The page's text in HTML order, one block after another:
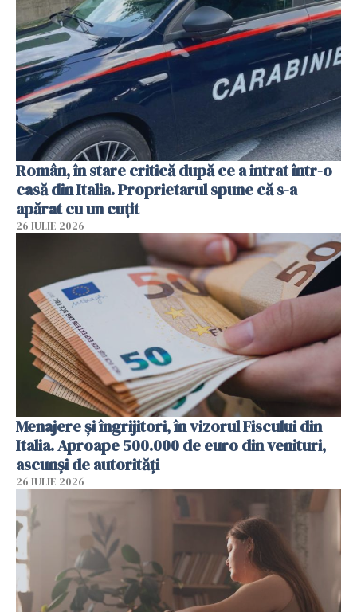
Român, în stare critică după ce a intrat într-o
casă din Italia. Proprietarul spune că s-a
apărat cu un cuțit
26 IULIE 2026
Menajere și îngrijitori, în vizorul Fiscului din
Italia. Aproape 500.000 de euro din venituri,
ascunși de autorități
26 IULIE 2026